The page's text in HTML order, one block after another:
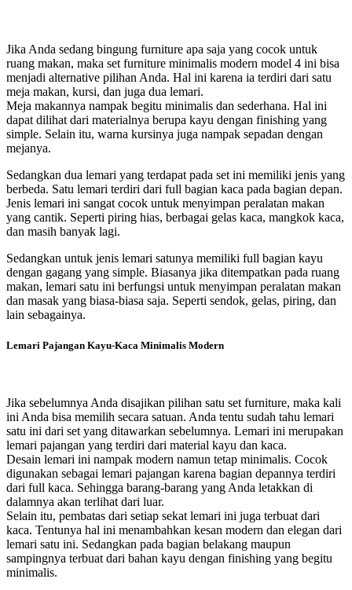
Jika Anda sedang bingung furniture apa saja yang cocok untuk
ruang makan, maka set furniture minimalis modern model 4 ini bisa
menjadi alternative pilihan Anda. Hal ini karena ia terdiri dari satu
meja makan, kursi, dan juga dua lemari.
Meja makannya nampak begitu minimalis dan sederhana. Hal ini
dapat dilihat dari materialnya berupa kayu dengan finishing yang
simple. Selain itu, warna kursinya juga nampak sepadan dengan
mejanya.
Sedangkan dua lemari yang terdapat pada set ini memiliki jenis yang
berbeda. Satu lemari terdiri dari full bagian kaca pada bagian depan.
Jenis lemari ini sangat cocok untuk menyimpan peralatan makan
yang cantik. Seperti piring hias, berbagai gelas kaca, mangkok kaca,
dan masih banyak lagi.
Sedangkan untuk jenis lemari satunya memiliki full bagian kayu
dengan gagang yang simple. Biasanya jika ditempatkan pada ruang
makan, lemari satu ini berfungsi untuk menyimpan peralatan makan
dan masak yang biasa-biasa saja. Seperti sendok, gelas, piring, dan
lain sebagainya.
Lemari Pajangan Kayu-Kaca Minimalis Modern
Jika sebelumnya Anda disajikan pilihan satu set furniture, maka kali
ini Anda bisa memilih secara satuan. Anda tentu sudah tahu lemari
satu ini dari set yang ditawarkan sebelumnya. Lemari ini merupakan
lemari pajangan yang terdiri dari material kayu dan kaca.
Desain lemari ini nampak modern namun tetap minimalis. Cocok
digunakan sebagai lemari pajangan karena bagian depannya terdiri
dari full kaca. Sehingga barang-barang yang Anda letakkan di
dalamnya akan terlihat dari luar.
Selain itu, pembatas dari setiap sekat lemari ini juga terbuat dari
kaca. Tentunya hal ini menambahkan kesan modern dan elegan dari
lemari satu ini. Sedangkan pada bagian belakang maupun
sampingnya terbuat dari bahan kayu dengan finishing yang begitu
minimalis.